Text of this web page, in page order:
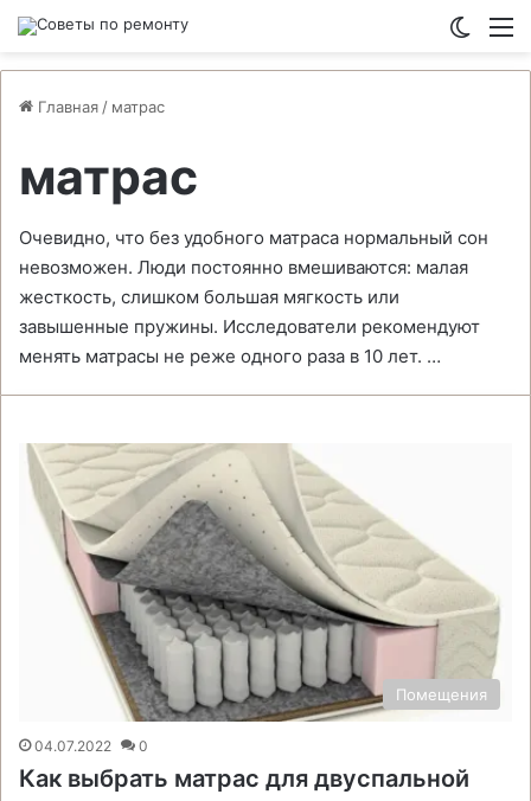
Главная / матрас
матрас
Очевидно, что без удобного матраса нормальный сон
невозможен. Люди постоянно вмешиваются: малая
жесткость, слишком большая мягкость или
завышенные пружины. Исследователи рекомендуют
менять матрасы не реже одного раза в 10 лет. …
Помещения
04.07.2022 0
Как выбрать матрас для двуспальной